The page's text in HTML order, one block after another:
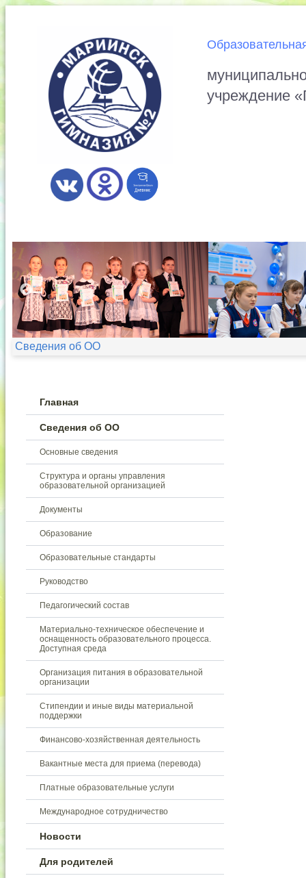
учреждение
Сведения об ОО
Главная
Сведения об ОО
Основные сведения
Структура и органы управления
образовательной организацией
Документы
Образование
Образовательные стандарты
Руководство
Педагогический состав
Материально-техническое обеспечение и
оснащенность образовательного процесса.
Доступная среда
Организация питания в образовательной
организации
Стипендии и иные виды материальной
поддержки
Финансово-хозяйственная деятельность
Вакантные места для приема (перевода)
Платные образовательные услуги
Международное сотрудничество
Новости
Для родителей